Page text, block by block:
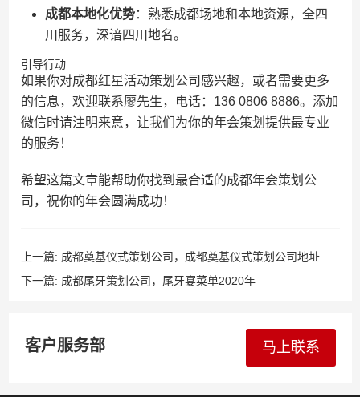
成都本地化优势：熟悉成都场地和本地资源，全四
川服务，深谙四川地名。
引导行动
如果你对成都红星活动策划公司感兴趣，或者需要更多
的信息，欢迎联系廖先生，电话：136 0806 8886。添加
微信时请注明来意，让我们为你的年会策划提供最专业
的服务！
希望这篇文章能帮助你找到最合适的成都年会策划公
司，祝你的年会圆满成功！
上一篇: 成都奠基仪式策划公司，成都奠基仪式策划公司地址
下一篇: 成都尾牙策划公司，尾牙宴菜单2020年
客户服务部 马上联系